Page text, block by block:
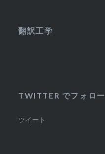
翻訳工学
TWITTER でフォロー
ツイート